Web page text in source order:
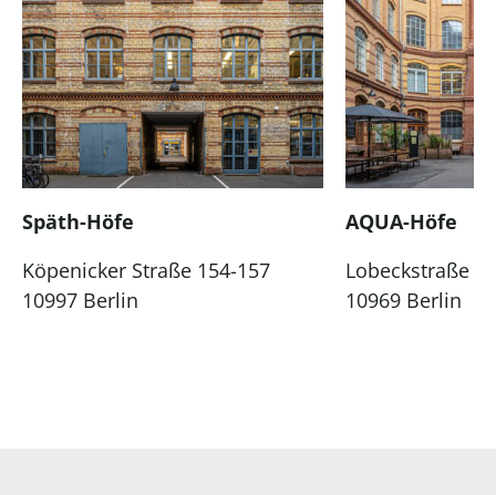
Späth-Höfe
Köpenicker Straße 154-157
10997 Berlin
AQUA-Höfe
Lobeckstraße
10969 Berlin